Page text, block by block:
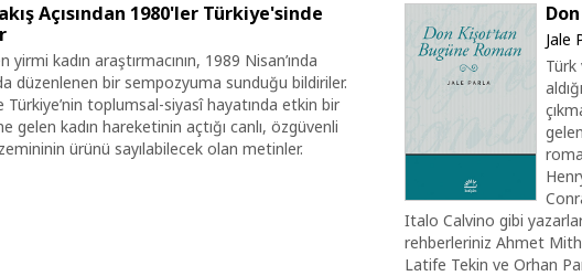
Açısından 1980'ler Türkiye'sinde
yirmi kadın araştırmacının, 1989 Nisan’ında
düzenlenen bir sempozyuma sunduğu bildiriler.
Türkiye’nin toplumsal-siyasî hayatında etkin bir
gelen kadın hareketinin açtığı canlı, özgüvenli
ürünü sayılabilecek olan metinler.
Jale
Türk
Italo Calvino gibi
rehberleriniz Ahmet
Latife Tekin ve Orhan